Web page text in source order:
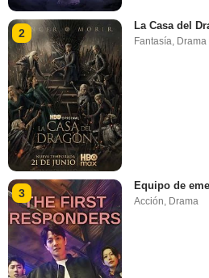
2
La Casa del
Fantasía, Drama
3
Equipo de
Acción, Drama